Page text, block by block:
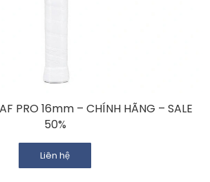
PRO 16mm – CHÍNH HÃNG – SALE
50%
Liên hệ